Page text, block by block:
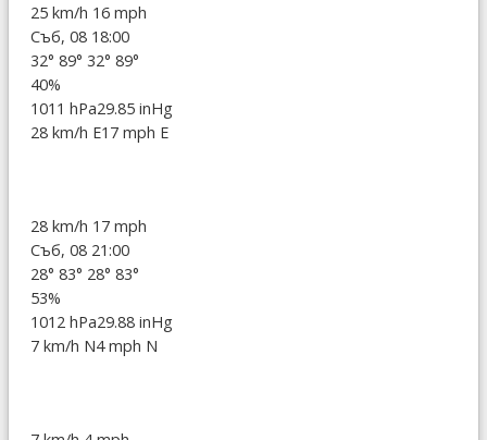
25 km/h 16 mph
Съб, 08 18:00
32° 89° 32° 89°
40%
1011 hPa29.85 inHg
28 km/h E17 mph E
28 km/h 17 mph
Съб, 08 21:00
28° 83° 28° 83°
53%
1012 hPa29.88 inHg
7 km/h N4 mph N